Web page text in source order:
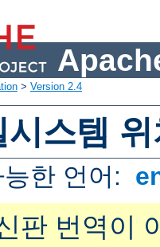
> Version 2.4
스템
능한 언어:
판 번역이